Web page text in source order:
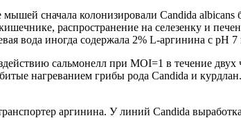
сначала колонизировали Candida
распространение на селезенку и
вода иногда содержала 2% L-аргинина с pH
сальмонелл при MOI=1 в течение двух
нагреванием грибы рода Candida и
аргинина. У линий Candida